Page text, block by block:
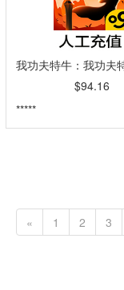
$94.16
*****
« 1 2 3